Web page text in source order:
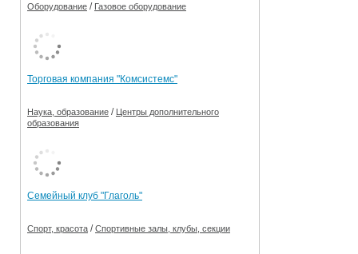
Оборудование / Газовое оборудование
Торговая компания "Комсистемс"
Наука, образование / Центры дополнительного
образования
Семейный клуб "Глаголь"
Спорт, красота /Спортивные залы, клубы, секции